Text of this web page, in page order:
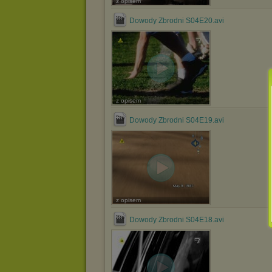
Dowody Zbrodni S04E20.avi
z opisem
Dowody Zbrodni S04E19.avi
z opisem
Dowody Zbrodni S04E18.avi